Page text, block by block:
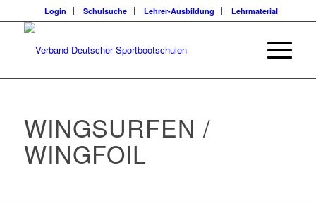
Login Schulsuche Lehrer-Ausbildung Lehrmaterial
WINGSURFEN /
WINGFOIL